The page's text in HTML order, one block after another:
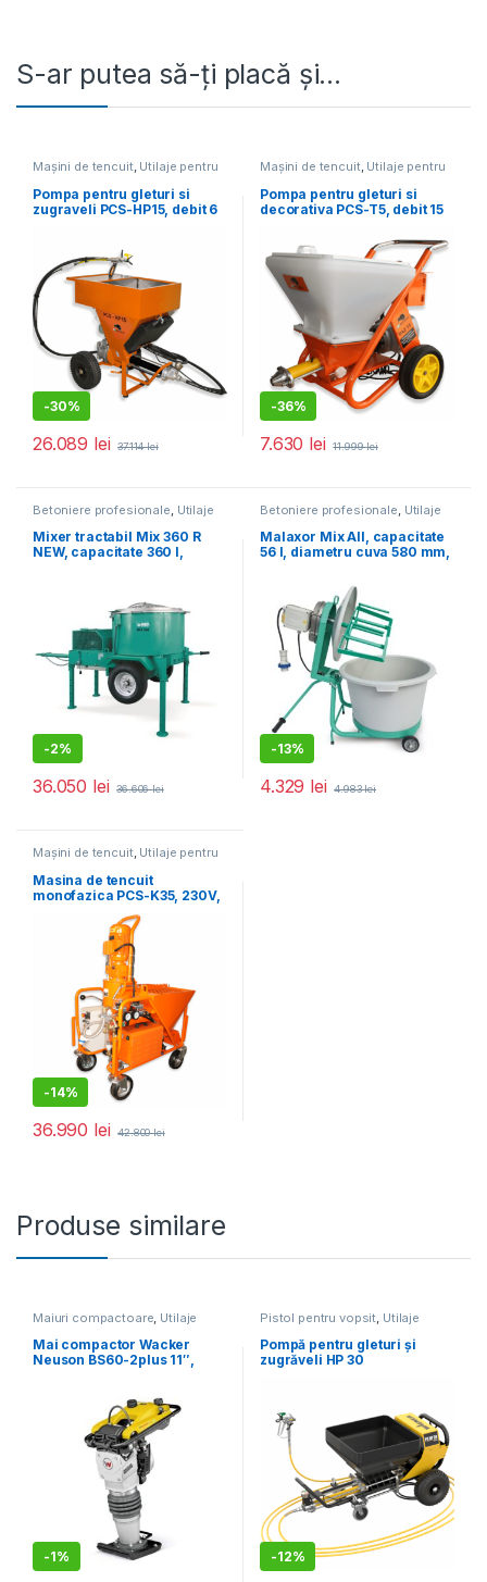
S-ar putea să-ți placă și…
Mașini de tencuit, Utilaje pentru
construcții
Pompa pentru gleturi si
zugraveli PCS-HP15, debit 6
-30%
26.089 lei 37.114lei
Mașini de tencuit, Utilaje pentru
construcții
Pompa pentru gleturi si
decorativa PCS-T5, debit 15
-36%
7.630 lei 11.999lei
Betoniere profesionale Utilaje
pentru construcții
Mixer tractabil Mix 360 R
NEW, capacitate 360 l,
-2%
36.050 lei 36.606lei
Betoniere profesionale Utilaje
pentru construcții
Malaxor Mix All, capacitate
56 l, diametru cuva 580 mm,
-13%
4.329 lei 4.983lei
Mașini de tencuit, Utilaje pentru
construcții
Masina de tencuit
monofazica PCS-K35, 230V,
-14%
36.990 lei 42.800lei
Produse similare
Maiuri compactoare Utilaje
pentru construcții
Mai compactor Wacker
Neuson BS60-2plus 11″,
-1%
Pistol pentru vopsit Utilaje
pentru construcții
Pompă pentru gleturi și
zugrăveli HP 30
-12%